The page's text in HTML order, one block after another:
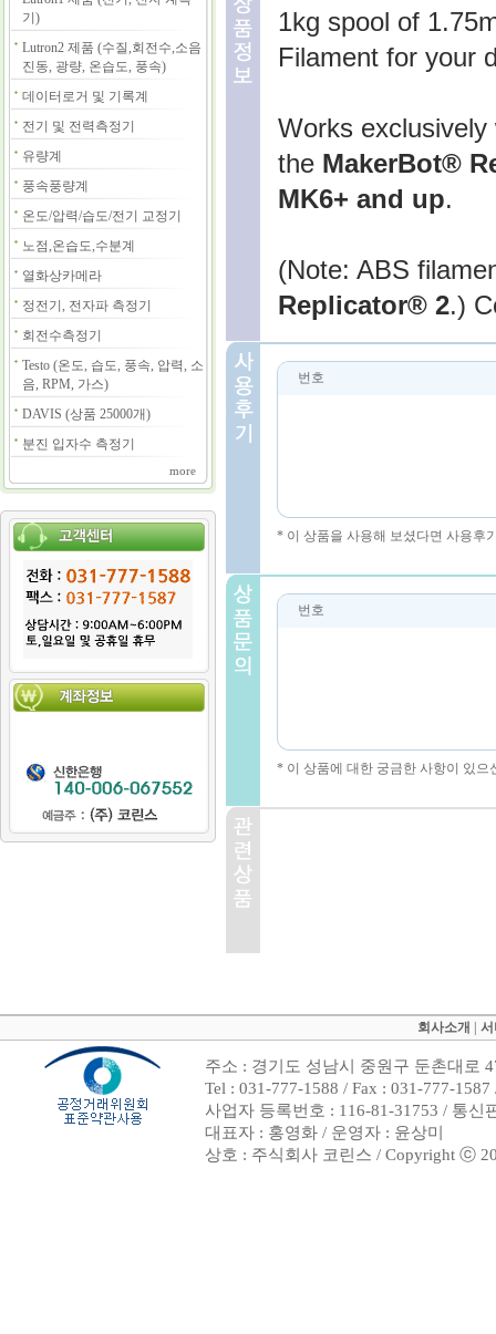
기)
Lutron2 제품 (수질,회전수,소음
진동, 광량, 온습도, 풍속)
데이터로거 및 기록계
전기 및 전력측정기
유량계
풍속풍량계
온도/압력/습도/전기 교정기
노점,온습도,수분계
열화상카메라
정전기, 전자파 측정기
회전수측정기
Testo (온도, 습도, 풍속, 압력, 소
음, RPM, 가스)
DAVIS (상품 25000개)
분진 입자수 측정기
more
1kg spool of
Filament for your
Works
the MakerBot®
MK6+ and up.
(Note: ABS
Replicator® 2.)
번호
* 이 상품을 사용해 보셨다면 사용후
번호
* 이 상품에 대한 궁금한 사항이 있
회사소개
주소 : 경기도 성남시 중원구 둔촌대로
Tel : 031-777-1588 / Fax : 031-777-
사업자 등록번호 : 116-81-31753 / 통신
대표자 : 홍영화 / 운영자 : 윤상미
상호 : 주식회사 코린스 / Copyright ⓒ